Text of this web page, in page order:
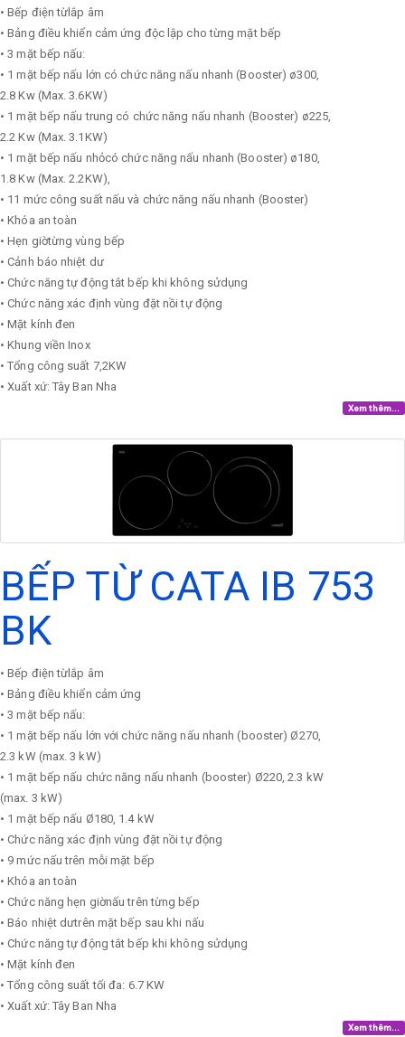
• Bếp điện từlắp âm
• Bảng điều khiển cảm ứng độc lập cho từng mặt bếp
• 3 mặt bếp nấu:
• 1 mặt bếp nấu lớn có chức năng nấu nhanh (Booster) ø300,
2.8 Kw (Max. 3.6KW)
• 1 mặt bếp nấu trung có chức năng nấu nhanh (Booster) ø225,
2.2 Kw (Max. 3.1KW)
• 1 mặt bếp nấu nhỏcó chức năng nấu nhanh (Booster) ø180,
1.8 Kw (Max. 2.2KW),
• 11 mức công suất nấu và chức năng nấu nhanh (Booster)
• Khóa an toàn
• Hẹn giờtừng vùng bếp
• Cảnh báo nhiệt dư
• Chức năng tự động tắt bếp khi không sửdụng
• Chức năng xác định vùng đặt nồi tự động
• Mặt kính đen
• Khung viền Inox
• Tổng công suất 7,2KW
• Xuất xứ: Tây Ban Nha
Xem thêm...
BẾP TỪ CATA IB 753
BK
• Bếp điện từlắp âm
• Bảng điều khiển cảm ứng
• 3 mặt bếp nấu:
• 1 mặt bếp nấu lớn với chức năng nấu nhanh (booster) Ø270,
2.3 kW (max. 3 kW)
• 1 mặt bếp nấu chức năng nấu nhanh (booster) Ø220, 2.3 kW
(max. 3 kW)
• 1 mặt bếp nấu Ø180, 1.4 kW
• Chức năng xác định vùng đặt nồi tự động
• 9 mức nấu trên mỗi mặt bếp
• Khóa an toàn
• Chức năng hẹn giờnấu trên từng bếp
• Báo nhiệt dưtrên mặt bếp sau khi nấu
• Chức năng tự động tắt bếp khi không sửdụng
• Mặt kính đen
• Tổng công suất tối đa: 6.7 KW
• Xuất xứ: Tây Ban Nha
Xem thêm...